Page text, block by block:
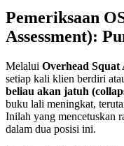
Pemeriksaan
Assessment):
Melalui Overhead Squat
setiap kali klien berdiri
beliau akan jatuh
buku lali meningkat,
Inilah yang mencetuskan
dalam dua posisi ini.